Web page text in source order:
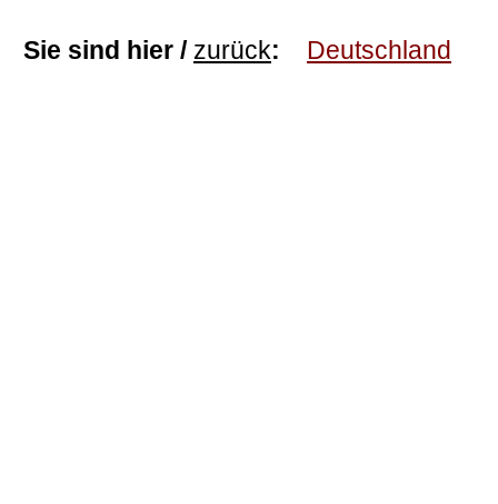
Sie sind hier / zurück: Deutschland